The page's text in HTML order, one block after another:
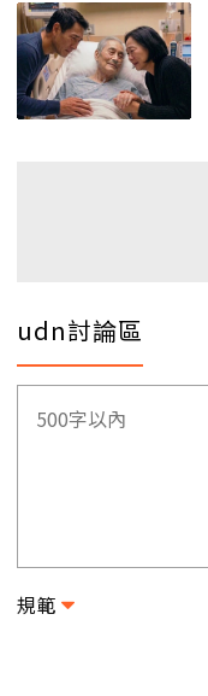
udn討論區
規範